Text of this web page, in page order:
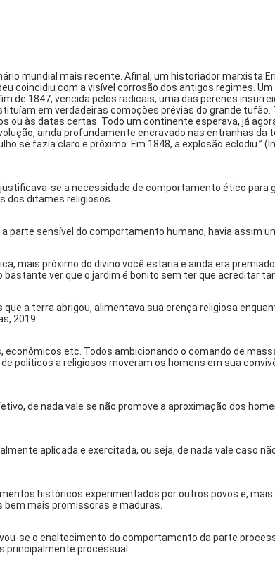
mundial mais recente. Afinal, um historiador marxista
coincidiu com a visível corrosão dos antigos regimes.
de 1847, vencida pelos radicais, uma das perenes
em verdadeiras comoções prévias do grande
às datas certas. Todo um continente esperava, já
ainda profundamente encravado nas entranhas da
se fazia claro e próximo. Em 1848, a explosão eclodiu.” (
se a necessidade de comportamento ético
dos ditames religiosos.
parte sensível do comportamento humano, havia assim
próximo do divino você estaria e ainda era
ver que o jardim é bonito sem ter que acreditar
a terra abrigou, alimentava sua crença religiosa
2019.
etc. Todos ambicionando o comando de
políticos a religiosos moveram os homens em sua
de nada vale se não promove a aproximação dos
aplicada e exercitada, ou seja, de nada vale caso
históricos experimentados por outros povos e,
mais promissoras e maduras.
se o enaltecimento do comportamento da parte
principalmente processual.